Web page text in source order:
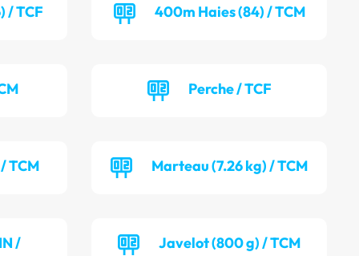
/ TCF 400m Haies (84) / TCM
Perche / TCF
TCM Marteau (7.26 kg) / TCM
/ Javelot (800 g) / TCM